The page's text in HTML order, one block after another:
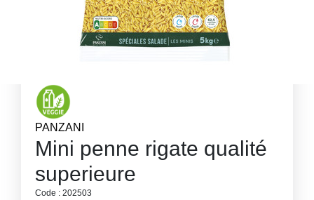
PANZANI
Mini penne rigate qualité
superieure
Code : 202503